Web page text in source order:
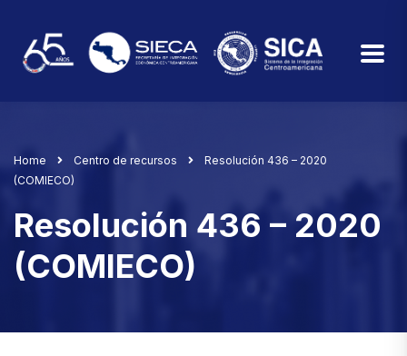
Home Centro de recursos
Resolución 436 – 2020
(COMIECO)
Resolución 436 – 2020
(COMIECO)